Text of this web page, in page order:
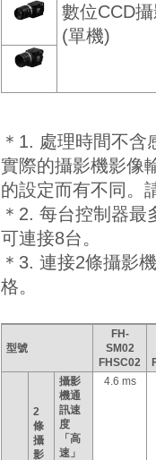
數位CCD
(單機)
＊1. 處理時間不
實際的攝影機影像
的設定而有不同。
＊2. 每台控制器
可連接8台。
＊3. 連接2條攝影
格。
型號
FH-
SM02
FHSC02
2
條
攝
影
攝影
機通
訊速
度
「高
速」
4.6 ms